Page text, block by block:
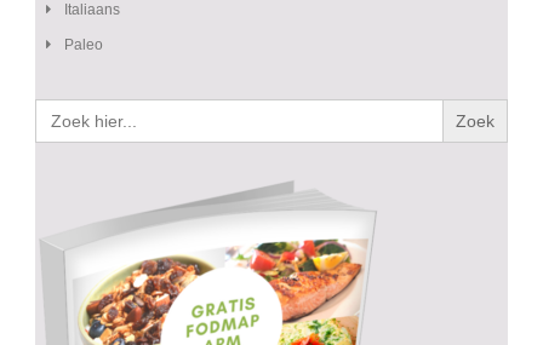
Italiaans
Paleo
Zoek
naar: